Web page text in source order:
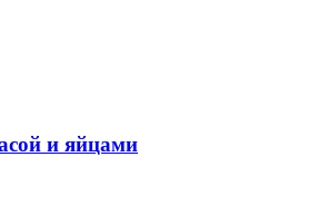
и яйцами